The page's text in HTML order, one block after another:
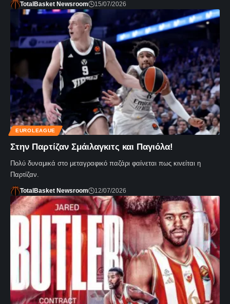
TotalBasket Newsroom 15/07/2026
EUROLEAGUE
Στην Παρτίζαν Σμάιλαγκιτς και Παγιόλα!
Πολύ δυναμικά στο μεταγραφικό παζάρι φαίνεται πως κινείται η
Παρτίζαν.
TotalBasket Newsroom 12/07/2026